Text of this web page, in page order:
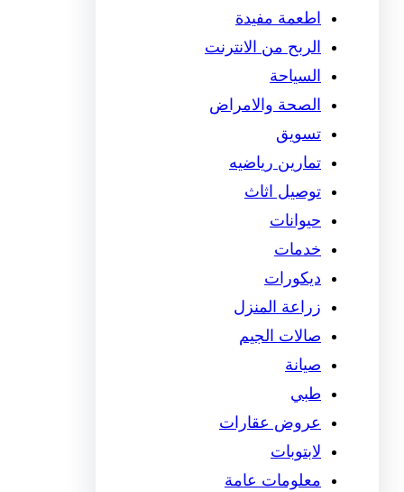
اطعمة مفيدة
الربح من الانترنت
السياحة
الصحة والامراض
تسويق
تمارين رياضيه
توصيل اثاث
حيوانات
خدمات
ديكورات
زراعة المنزل
صالات الجيم
صيانة
طبي
عروض عقارات
لابتوبات
معلومات عامة